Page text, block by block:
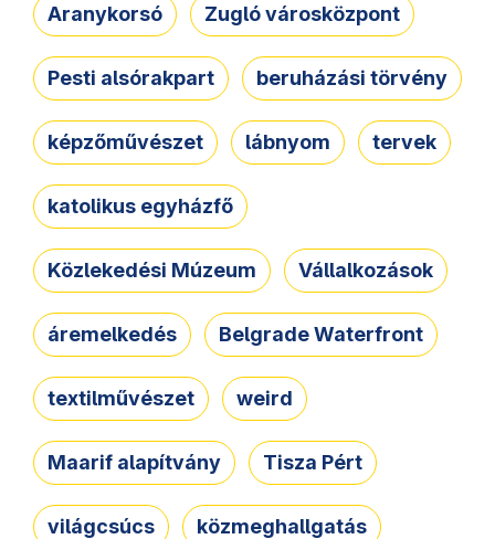
Aranykorsó Zugló városközpont
Pesti alsórakpart beruházási törvény
képzőművészet lábnyom tervek
katolikus egyházfő
Közlekedési Múzeum Vállalkozások
áremelkedés Belgrade Waterfront
textilművészet weird
Maarif alapítvány Tisza Pért
világcsúcs közmeghallgatás